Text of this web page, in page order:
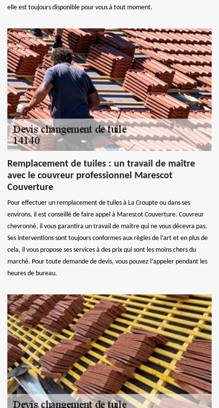
elle est toujours disponible pour vous à tout moment.
Remplacement de tuiles : un travail de maître
avec le couvreur professionnel Marescot
Couverture
Pour effectuer un remplacement de tuiles à La Croupte ou dans ses
environs, il est conseillé de faire appel à Marescot Couverture. Couvreur
chevronné, il vous garantira un travail de maître qui ne vous décevra pas.
Ses interventions sont toujours conformes aux règles de l’art et en plus de
cela, il vous propose ses services à des prix qui sont les moins chers du
marché. Pour toute demande de devis, vous pouvez l’appeler pendant les
heures de bureau.